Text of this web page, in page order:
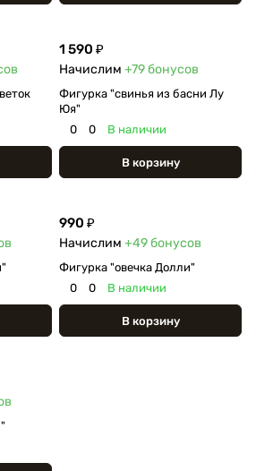
1 590 ₽
Начислим +79бонусов
Фигурка "свинья из басни Лу
Юя"
0
0 В наличии
В корзину
990 ₽
Начислим +49бонусов
Фигурка "овечка Долли"
0
0 В наличии
В корзину